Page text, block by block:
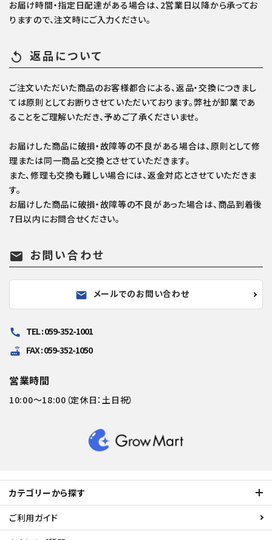
お届け時間・指定日配達がある場合は、2営業日以降から承ってお
りますので、注文時にご入力ください。
replay 返品について
ご注文いただいた商品のお客様都合による、返品・交換につきまし
ては原則としてお断りさせていただいております。弊社が卸業であ
ることをご理解いただき、予めご了承くださいませ。
お届けした商品に破損・故障等の不良がある場合は、原則として修
理または同一商品と交換とさせていただきます。
また、修理も交換も難しい場合には、返金対応とさせていただきま
す。
お届けした商品に破損・故障等の不良があった場合は、商品到着後
7日以内にお問合せください。
mail お問い合わせ
mail メールでのお問い合わせ
call TEL : 059-352-1001
router FAX : 059-352-1050
営業時間
10:00～18:00（定休日：土日祝）
カテゴリーから探す
ご利用ガイド